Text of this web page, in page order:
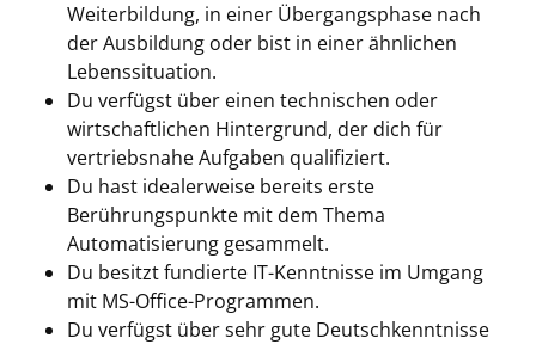
Weiterbildung, in einer Übergangsphase nach
der Ausbildung oder bist in einer ähnlichen
Lebenssituation.
Du verfügst über einen technischen oder
wirtschaftlichen Hintergrund, der dich für
vertriebsnahe Aufgaben qualifiziert.
Du hast idealerweise bereits erste
Berührungspunkte mit dem Thema
Automatisierung gesammelt.
Du besitzt fundierte IT-Kenntnisse im Umgang
mit MS-Office-Programmen.
Du verfügst über sehr gute Deutschkenntnisse